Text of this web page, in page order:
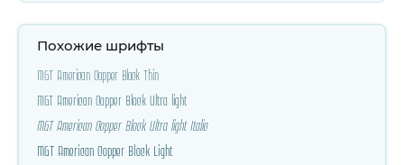
Похожие шрифты
MGT American Copper Block Thin
MGT American Copper Block Ultra light
MGT American Copper Block Ultra light Italic
MGT American Copper Block Light